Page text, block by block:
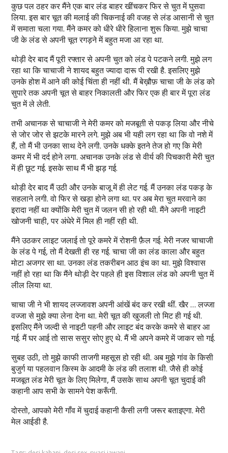
कुछ पल ठहर कर मैंने एक बार लंड बाहर खींचकर फिर से चुत में घुसवा
लिया. इस बार चूत की मलाई की चिकनाई की वजह से लंड आसानी से चुत
में समाता चला गया. मैंने कमर को धीरे धीरे हिलाना शुरू किया. मुझे चाचा
जी के लंड से अपनी चूत रगड़ने में बहुत मजा आ रहा था.
थोड़ी देर बाद मैं पूरी रफ्तार से अपनी चुत को लंड पे पटकने लगी. मुझे लग
रहा था कि चाचाजी ने शायद बहुत ज्यादा दारू पी रखी है. इसलिए मुझे
उनके होश में आने की कोई चिंता ही नहीं थी. मैं बेख़ौफ़ चाचा जी के लंड को
सुपारे तक अपनी चूत से बाहर निकालती और फिर एक ही बार में पूरा लंड
चुत में ले लेती.
तभी अचानक से चाचाजी ने मेरी कमर को मजबूती से पकड़ लिया और नीचे
से जोर जोर से झटके मारने लगे. मुझे अब भी यही लग रहा था कि वो नशे में
हैं, तो मैं भी उनका साथ देने लगी. उनके धक्के इतने तेज हो गए कि मेरी
कमर में भी दर्द होने लगा. अचानक उनके लंड से वीर्य की पिचकारी मेरी चुत
में ही छूट गई. इसके साथ मैं भी झड़ गई.
थोड़ी देर बाद मैं उठी और उनके बाजू में ही लेट गई. मैं उनका लंड पकड़ के
सहलाने लगी. वो फिर से खड़ा होने लगा था. पर अब मेरा चुत मरवाने का
इरादा नहीं था क्योंकि मेरी चुत में जलन सी हो रही थी. मैंने अपनी नाइटी
खोजनी चाही, पर अंधेरे में मिल ही नहीं रही थी.
मैंने उठकर लाइट जलाई तो पूरे कमरे में रोशनी फ़ैल गई. मेरी नजर चाचाजी
के लंड पे गई, तो मैं देखती ही रह गई. चाचा जी का लंड काला और बहुत
मोटा अजगर सा था. उनका लंड तकरीबन आठ इंच का था. मुझे विश्वास
नहीं हो रहा था कि मैंने थोड़ी देर पहले ही इस विशाल लंड को अपनी चुत में
लील लिया था.
चाचा जी ने भी शायद लज्जावश अपनी आंखें बंद कर रखी थीं. खैर … लज्जा
वज्जा से मुझे क्या लेना देना था. मेरी चूत की खुजली तो मिट ही गई थी.
इसलिए मैंने जल्दी से नाइटी पहनी और लाइट बंद करके कमरे से बाहर आ
गई. मैं घर आई तो सास ससुर सोए हुए थे. मैं भी अपने कमरे में जाकर सो गई.
सुबह उठी, तो मुझे काफी ताजगी महसूस हो रही थी. अब मुझे गांव के किसी
बुजुर्ग या पहलवान किस्म के आदमी के लंड की तलाश थी. जैसे ही कोई
मजबूत लंड मेरी चूत के लिए मिलेगा, मैं उसके साथ अपनी चूत चुदाई की
कहानी आप सभी के सामने पेश करूँगी.
दोस्तो, आपको मेरी गाँव में चुदाई कहानी कैसी लगी जरूर बताइएगा. मेरी
मेल आईडी है.